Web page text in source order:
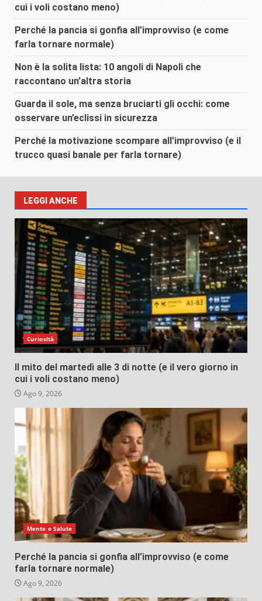
cui i voli costano meno)
Perché la pancia si gonfia all’improvviso (e come
farla tornare normale)
Non è la solita lista: 10 angoli di Napoli che
raccontano un’altra storia
Guarda il sole, ma senza bruciarti gli occhi: come
osservare un’eclissi in sicurezza
Perché la motivazione scompare all’improvviso (e il
trucco quasi banale per farla tornare)
LEGGI ANCHE
Curiosità
Il mito del martedì alle 3 di notte (e il vero giorno in
cui i voli costano meno)
Ago 9, 2026
Mente e Salute
Perché la pancia si gonfia all’improvviso (e come
farla tornare normale)
Ago 9, 2026